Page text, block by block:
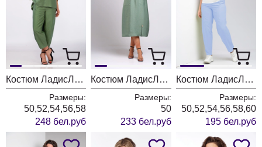
Костюм ЛадисЛайн 1557 хаки
Размеры:
50,52,54,56,58
248 бел.руб
Костюм ЛадисЛайн 1555 хаки + молочный
Размеры:
50
233 бел.руб
Костюм ЛадисЛайн 1556 голубой+белый
Размеры:
50,52,54,56,58,60
195 бел.руб